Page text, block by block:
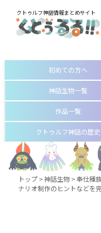
クトゥルフ神話情報まとめサイト
初めての方へ
神話生物一覧
作品一覧
クトゥルフ神話の歴史
トップ>神話生物>奉仕種
ナリオ制作のヒントなど